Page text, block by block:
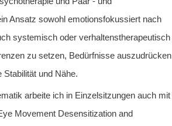
Ansatz sowohl emotionsfokussiert nach
systemisch oder verhaltenstherapeutisch
zu setzen, Bedürfnisse auszudrücken
Stabilität und Nähe.
arbeite ich in Einzelsitzungen auch mit
Movement Desensitization and